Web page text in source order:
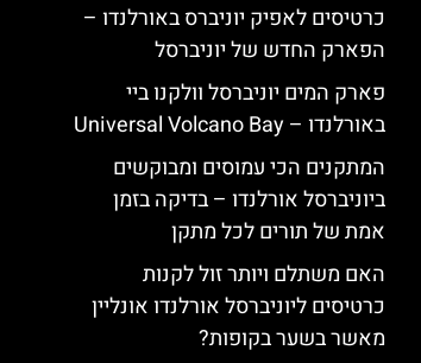
כרטיסים לאפיק יוניברס באורלנדו –
הפארק החדש של יוניברסל
פארק המים יוניברסל וולקנו ביי
באורלנדו – Universal Volcano Bay
המתקנים הכי עמוסים ומבוקשים
ביוניברסל אורלנדו – בדיקה בזמן
אמת של תורים לכל מתקן
האם משתלם ויותר זול לקנות
כרטיסים ליוניברסל אורלנדו אונליין
מאשר בשער בקופות?